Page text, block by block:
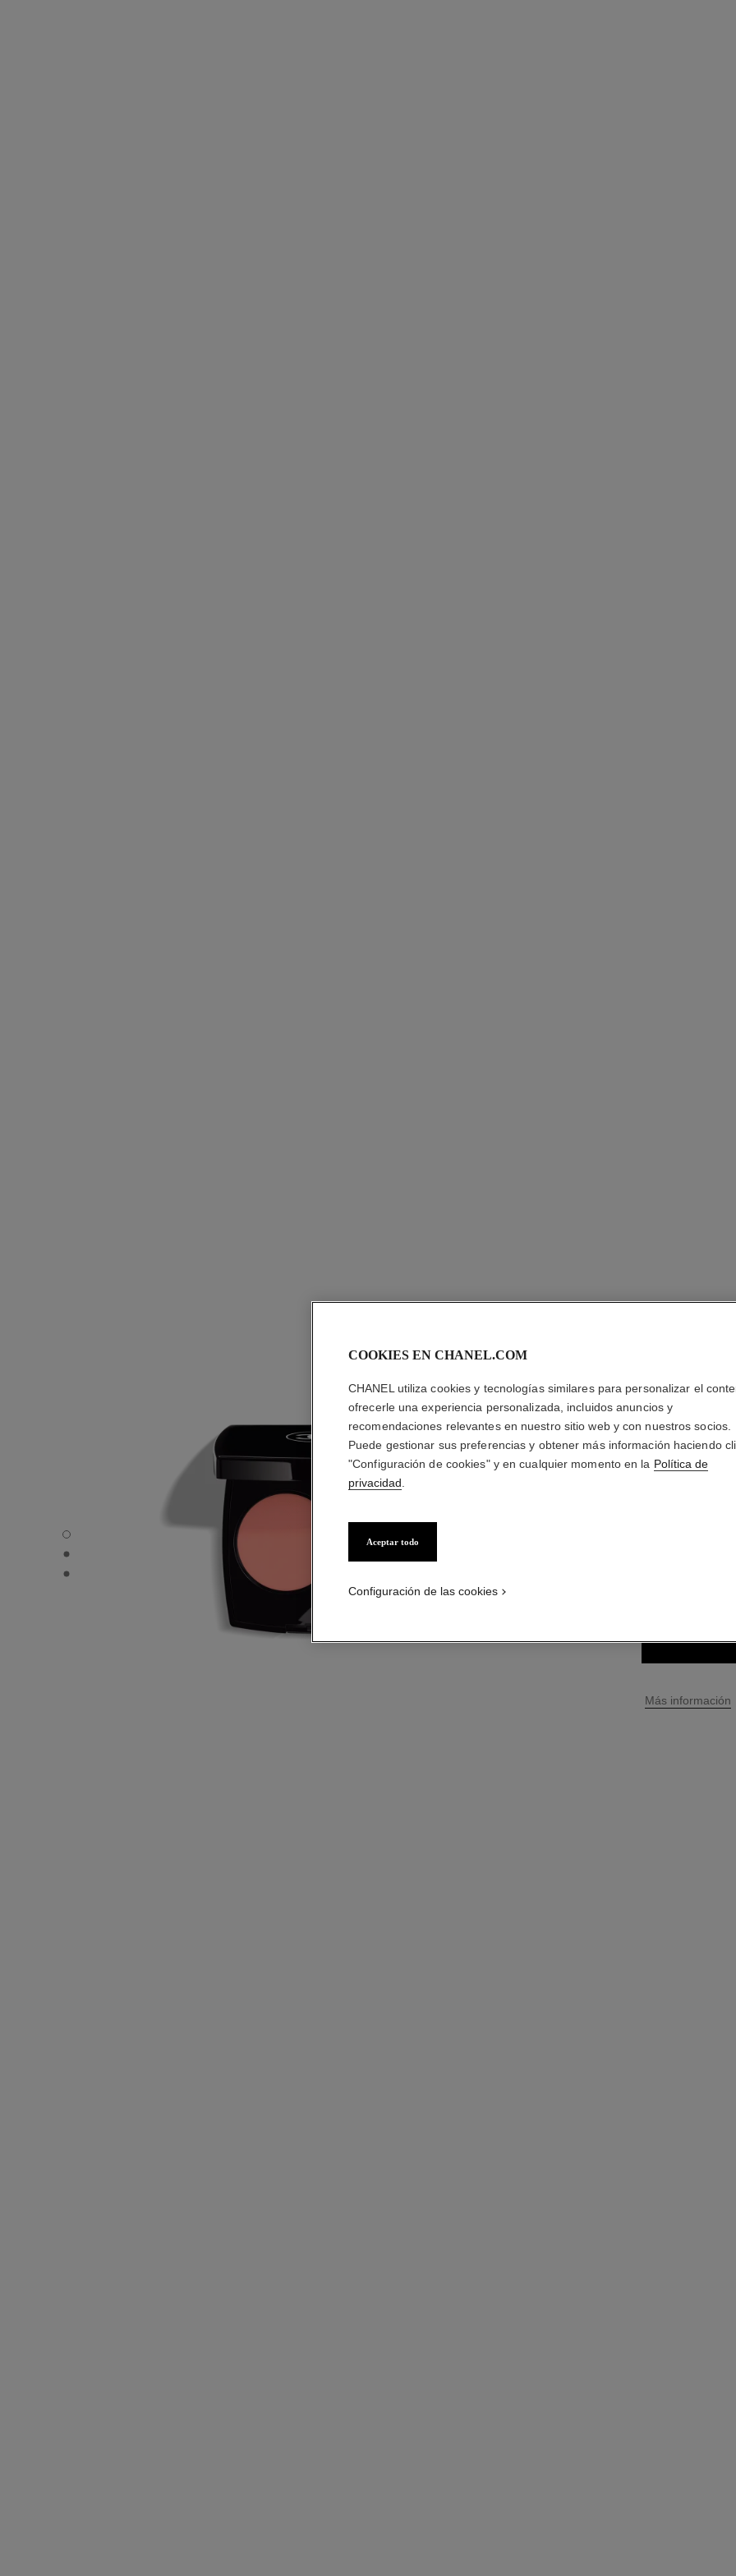
OMBRE ESSENTIELLE - Vista por defecto
OMBRE ESSENTIELLE - Vista alternativa 1
OMBRE ESSENTIELLE - Vista de la textura básica
OMBRE
Sombra de Ojos
Más información
Ref. 181228
↩
Más información
COOKIES EN CHANEL.COM
CHANEL utiliza cookies y tecnologías similares para personalizar el
ofrecerle una experiencia personalizada, incluidos anuncios y
recomendaciones relevantes en nuestro sitio web y con nuestros socios.
Puede gestionar sus preferencias y obtener más información haciendo
"Configuración de cookies" y en cualquier momento en la Política de
privacidad
Aceptar todo
Configuración de las cookies